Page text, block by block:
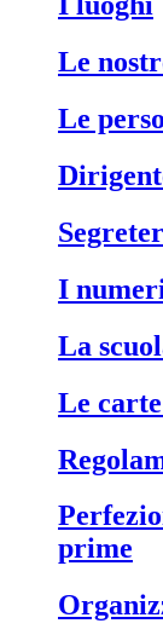
le
le
i
la
le
perfezionamento iscrizioni classi
prime